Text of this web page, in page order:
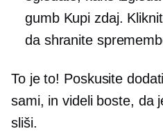
gumb Kupi zdaj.
da shranite
To je to! Poskusite
sami, in videli boste, da
sliši.